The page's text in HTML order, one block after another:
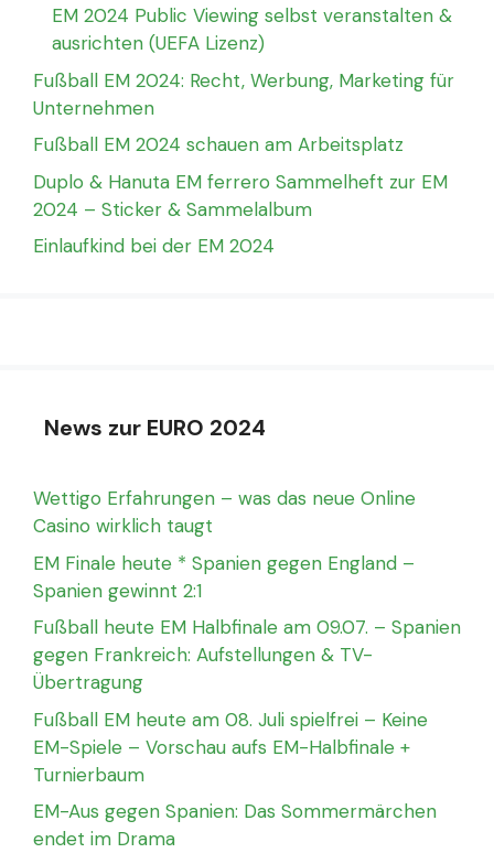
EM 2024 Public Viewing selbst veranstalten &
ausrichten (UEFA Lizenz)
Fußball EM 2024: Recht, Werbung, Marketing für
Unternehmen
Fußball EM 2024 schauen am Arbeitsplatz
Duplo & Hanuta EM ferrero Sammelheft zur EM
2024 – Sticker & Sammelalbum
Einlaufkind bei der EM 2024
News zur EURO 2024
Wettigo Erfahrungen – was das neue Online
Casino wirklich taugt
EM Finale heute * Spanien gegen England –
Spanien gewinnt 2:1
Fußball heute EM Halbfinale am 09.07. – Spanien
gegen Frankreich: Aufstellungen & TV-
Übertragung
Fußball EM heute am 08. Juli spielfrei – Keine
EM-Spiele – Vorschau aufs EM-Halbfinale +
Turnierbaum
EM-Aus gegen Spanien: Das Sommermärchen
endet im Drama